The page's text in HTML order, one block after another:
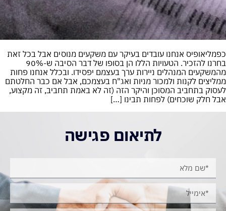
כפמליאופיס אנחנו עובדים בעיקר עם משקעים מנוסים אבל בכל זאת
בחרנו להזכיר. הטעויות הללו הן בסופו של דבר הסיבה ש-90%
מהמשקעים המנהלים ניירות ערך בעצמם יפסידו. ובכלל אנחנו פחות
ממליצים לקנות ולמכור מניות ואג"ח בעצמכם, אבל אם כבר החלטתם
לעסוק בתחביב המסוכן והיקר הזה (זה לא באמת תחביב, זה מקצוע,
אבל חלק שוכחים) לפחות תבינו […]
לתיאום פגישה